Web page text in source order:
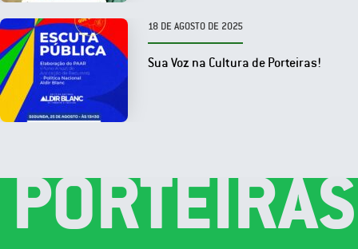
18 DE AGOSTO DE 2025
Sua Voz na Cultura de Porteiras!
PORTEIRAS